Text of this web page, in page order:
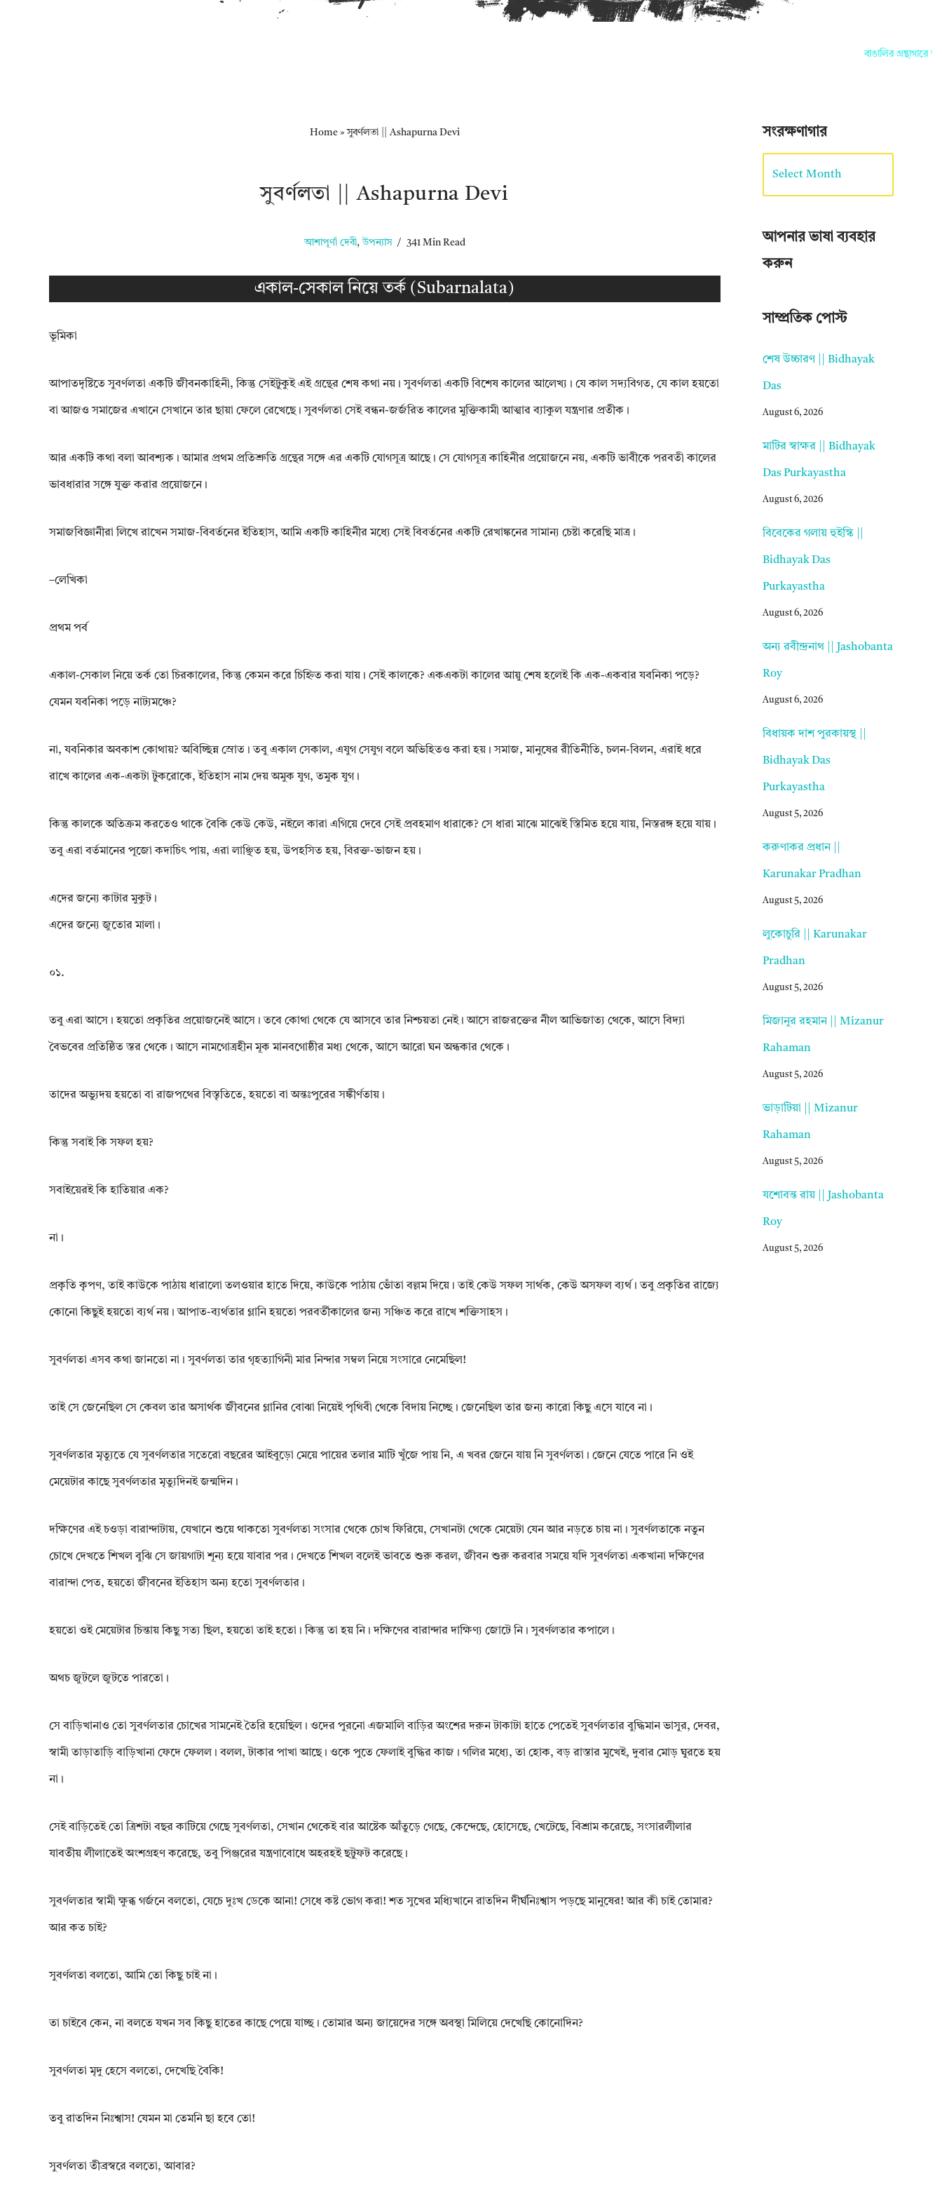
বাঙালির গ্রন্থাগারে
Home»সুবর্ণলতা || Ashapurna Devi
সুবর্ণলতা || Ashapurna Devi
আশাপূর্ণা দেবী,উপন্যাস 341 Min Read
একাল-সেকাল নিয়ে তর্ক (Subarnalata)
ভূমিকা
আপাতদৃষ্টিতে সুবৰ্ণলতা একটি জীবনকাহিনী, কিন্তু সেইটুকুই এই গ্রন্থের শেষ কথা নয়। সুবৰ্ণলতা একটি বিশেষ কালের আলেখ্য। যে কাল সদ্যবিগত, যে কাল হয়তো
বা আজও সমাজের এখানে সেখানে তার ছায়া ফেলে রেখেছে। সুবৰ্ণলতা সেই বন্ধন-জর্জরিত কালের মুক্তিকামী আত্মাৱ ব্যাকুল যন্ত্রণার প্রতীক।
আর একটি কথা বলা আবশ্যক। আমার প্রথম প্রতিশ্রুতি গ্রন্থের সঙ্গে এর একটি যোগসূত্র আছে। সে যোগসূত্র কাহিনীর প্রয়োজনে নয়, একটি ভাবীকে পরবতী কালের
ভাবধারার সঙ্গে যুক্ত করার প্রয়োজনে।
সমাজবিজ্ঞানীরা লিখে রাখেন সমাজ-বিবর্তনের ইতিহাস, আমি একটি কাহিনীর মধ্যে সেই বিবর্তনের একটি রেখাঙ্কনের সামান্য চেষ্টা করেছি মাত্ৰ।
–লেখিকা
প্রথম পর্ব
একাল-সেকাল নিয়ে তর্ক তো চিরকালের, কিন্তু কেমন করে চিহ্নিত করা যায়। সেই কালকে? একএকটা কালের আয়ু শেষ হলেই কি এক-একবার যবনিকা পড়ে?
যেমন যবনিকা পড়ে নাট্যমঞ্চে?
না, যবনিকার অবকাশ কোথায়? অবিচ্ছিন্ন স্রোত। তবু একাল সেকাল, এযুগ সেযুগ বলে অভিহিতও করা হয়। সমাজ, মানুষের রীতিনীতি, চলন-বিলন, এরাই ধরে
রাখে কালের এক-একটা টুকরোকে, ইতিহাস নাম দেয় অমুক যুগ, তমুক যুগ।
কিন্তু কালকে অতিক্রম করতেও থাকে বৈকি কেউ কেউ, নইলে কারা এগিয়ে দেবে সেই প্রবহমাণ ধারাকে? সে ধারা মাঝে মাঝেই স্তিমিত হয়ে যায়, নিস্তরঙ্গ হয়ে যায়।
তবু এরা বর্তমানের পূজো কদাচিৎ পায়, এরা লাঞ্ছিত হয়, উপহসিত হয়, বিরক্ত-ভাজন হয়।
এদের জন্যে কাটার মুকুট।
এদের জন্যে জুতোর মালা।
০১.
তবু এরা আসে। হয়তো প্রকৃতির প্রয়োজনেই আসে। তবে কোথা থেকে যে আসবে তার নিশ্চয়তা নেই। আসে রাজরক্তের নীল আভিজাত্য থেকে, আসে বিদ্যা
বৈভবের প্রতিষ্ঠিত স্তর থেকে। আসে নামগোত্রহীন মূক মানবগোষ্ঠীর মধ্য থেকে, আসে আরো ঘন অন্ধকার থেকে।
তাদের অভ্যুদয় হয়তো বা রাজপথের বিস্তৃতিতে, হয়তো বা অন্তঃপুরের সঙ্কীর্ণতায়।
কিন্তু সবাই কি সফল হয়?
সবাইয়েরই কি হাতিয়ার এক?
না।
প্রকৃতি কৃপণ, তাই কাউকে পাঠায় ধারালো তলওয়ার হাতে দিয়ে, কাউকে পাঠায় ভোঁতা বল্লম দিয়ে। তাই কেউ সফল সার্থক, কেউ অসফল ব্যৰ্থ। তবু প্ৰকৃতির রাজ্যে
কোনো কিছুই হয়তো ব্যর্থ নয়। আপাত-ব্যর্থতার গ্লানি হয়তো পরবর্তীকালের জন্য সঞ্চিত করে রাখে শক্তিসাহস।
সুবৰ্ণলতা এসব কথা জানতো না। সুবৰ্ণলতা তার গৃহত্যাগিনী মার নিন্দার সম্বল নিয়ে সংসারে নেমেছিল!
তাই সে জেনেছিল সে কেবল তার অসাৰ্থক জীবনের গ্লানির বোঝা নিয়েই পৃথিবী থেকে বিদায় নিচ্ছে। জেনেছিল তার জন্য কারো কিছু এসে যাবে না।
সুবৰ্ণলতার মৃত্যুতে যে সুবৰ্ণলতার সতেরো বছরের আইবুড়ো মেয়ে পায়ের তলার মাটি খুঁজে পায় নি, এ খবর জেনে যায় নি সুবৰ্ণলতা। জেনে যেতে পারে নি ওই
মেয়েটার কাছে সুবৰ্ণলতার মৃত্যুদিনই জন্মদিন।
দক্ষিণের এই চওড়া বারান্দাটায়, যেখানে শুয়ে থাকতো সুবৰ্ণলতা সংসার থেকে চোখ ফিরিয়ে, সেখানটা থেকে মেয়েটা যেন আর নড়তে চায় না। সুবৰ্ণলতাকে নতুন
চোখে দেখতে শিখল বুঝি সে জায়গাটা শূন্য হয়ে যাবার পর। দেখতে শিখল বলেই ভাবতে শুরু করল, জীবন শুরু করবার সময়ে যদি সুবৰ্ণলতা একখানা দক্ষিণের
বারান্দা পেত, হয়তো জীবনের ইতিহাস অন্য হতো সুবৰ্ণলতার।
হয়তো ওই মেয়েটার চিন্তায় কিছু সত্য ছিল, হয়তো তাই হতো। কিন্তু তা হয় নি। দক্ষিণের বারান্দার দাক্ষিণ্য জোটে নি। সুবৰ্ণলতার কপালে।
অথচ জুটলে জুটতে পারতো।
সে বাড়িখানাও তো সুবৰ্ণলতার চোখের সামনেই তৈরি হয়েছিল। ওদের পুরনো এজমালি বাড়ির অংশের দরুন টাকাটা হাতে পেতেই সুবৰ্ণলতার বুদ্ধিমান ভাসুর, দেবর,
স্বামী তাড়াতাড়ি বাড়িখানা ফেদে ফেলল। বলল, টাকার পাখা আছে। ওকে পুতে ফেলাই বুদ্ধির কাজ। গলির মধ্যে, তা হোক, বড় রাস্তার মুখেই, দুবার মোড় ঘুরতে হয়
না।
সেই বাড়িতেই তো ত্ৰিশটা বছর কাটিয়ে গেছে সুবৰ্ণলতা, সেখান থেকেই বার আষ্টেক আঁতুড়ে গেছে, কেন্দেছে, হোসেছে, খেটেছে, বিশ্রাম করেছে, সংসারলীলার
যাবতীয় লীলাতেই অংশগ্রহণ করেছে, তবু পিঞ্জরের যন্ত্রণাবোধে অহরহই ছটুফট করেছে।
সুবৰ্ণলতার স্বামী ক্ষুব্ধ গর্জনে বলতো, যেচে দুঃখ ডেকে আনা! সেধে কষ্ট ভোগ করা! শত সুখের মধ্যিখানে রাতদিন দীর্ঘনিঃশ্বাস পড়ছে মানুষের! আর কী চাই তোমার?
আর কত চাই?
সুবৰ্ণলতা বলতো, আমি তো কিছু চাই না।
তা চাইবে কেন, না বলতে যখন সব কিছু হাতের কাছে পেয়ে যাচ্ছ। তোমার অন্য জায়েদের সঙ্গে অবস্থা মিলিয়ে দেখেছি কোনোদিন?
সুবৰ্ণলতা মৃদু হেসে বলতো, দেখেছি বৈকি!
তবু রাতদিন নিঃশ্বাস! যেমন মা তেমনি ছা হবে তো!
সুবৰ্ণলতা তীব্রস্বরে বলতো, আবার?
সংরক্ষণাগার
আপনার ভাষা ব্যবহার
করুন
সাম্প্রতিক পোস্ট
শেষ উচ্চারণ || Bidhayak
Das
August 6, 2026
মাটির স্বাক্ষর || Bidhayak
Das Purkayastha
August 6, 2026
বিবেকের গলায় হুইস্কি ||
Bidhayak Das
Purkayastha
August 6, 2026
অন্য রবীন্দ্রনাথ || Jashobanta
Roy
August 6, 2026
বিধায়ক দাশ পুরকায়স্থ ||
Bidhayak Das
Purkayastha
August 5, 2026
করুণাকর প্রধান ||
Karunakar Pradhan
August 5, 2026
লুকোচুরি || Karunakar
Pradhan
August 5, 2026
মিজানুর রহমান || Mizanur
Rahaman
August 5, 2026
ভাড়াটিয়া || Mizanur
Rahaman
August 5, 2026
যশোবন্ত রায় || Jashobanta
Roy
August 5, 2026